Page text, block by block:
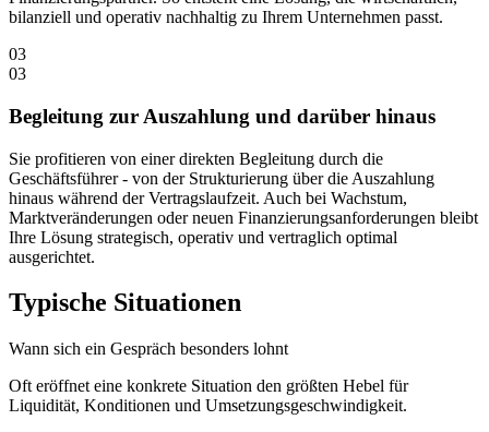
bilanziell und operativ nachhaltig zu Ihrem Unternehmen passt.
03
03
Begleitung zur Auszahlung und darüber hinaus
Sie profitieren von einer direkten Begleitung durch die
Geschäftsführer - von der Strukturierung über die Auszahlung
hinaus während der Vertragslaufzeit. Auch bei Wachstum,
Marktveränderungen oder neuen Finanzierungsanforderungen bleibt
Ihre Lösung strategisch, operativ und vertraglich optimal
ausgerichtet.
Typische Situationen
Wann sich ein Gespräch besonders lohnt
Oft eröffnet eine konkrete Situation den größten Hebel für
Liquidität, Konditionen und Umsetzungsgeschwindigkeit.